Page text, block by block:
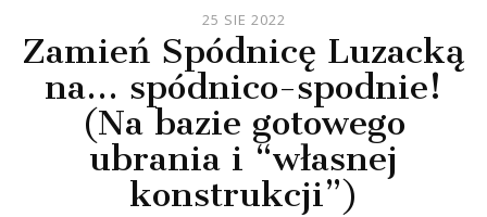
25 SIE 2022
Zamień Spódnicę Luzacką
na… spódnico-spodnie!
(Na bazie gotowego
ubrania i “własnej
konstrukcji”)